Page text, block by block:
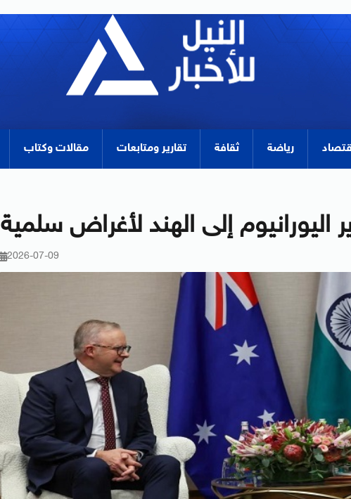
رياضة ثقافة تقارير ومتابعات مقالات وكتاب
اليورانيوم إلى الهند لأغراض سلمية
2026-07-09